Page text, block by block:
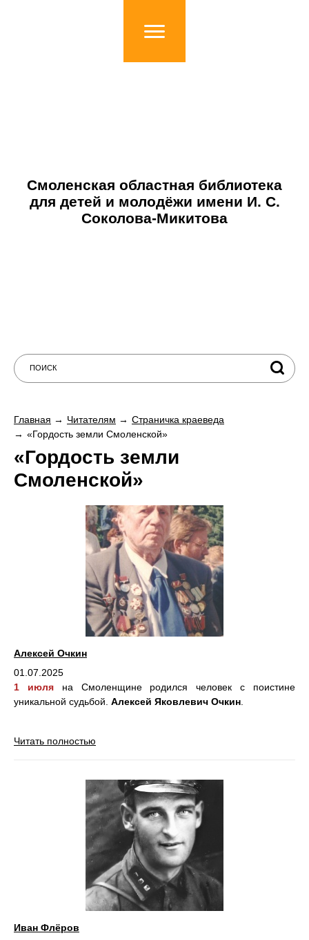
Смоленская областная библиотека
для детей и молодёжи имени И. С.
Соколова-Микитова
Главная Читателям
Страничка краеведа
«Гордость земли Смоленской»
«Гордость земли
Смоленской»
Алексей Очкин
01.07.2025
1 июляна Смоленщине родился человек с поистине
уникальной судьбой. Алексей Яковлевич Очкин
Читать полностью
Иван Флёров